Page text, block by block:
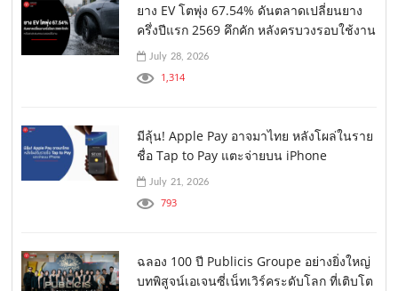
ยาง EV โตพุ่ง 67.54% ดันตลาดเปลี่ยนยาง
ครึ่งปีแรก 2569 คึกคัก หลังครบวงรอบใช้งาน
July 28, 2026
1,314
มีลุ้น! Apple Pay อาจมาไทย หลังโผล่ในราย
ชื่อ Tap to Pay แตะจ่ายบน iPhone
July 21, 2026
793
ฉลอง 100 ปี Publicis Groupe อย่างยิ่งใหญ่
บทพิสูจน์เอเจนซี่เน็ทเวิร์คระดับโลก ที่เติบโต